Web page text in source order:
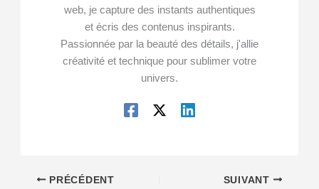
web, je capture des instants authentiques
et écris des contenus inspirants.
Passionnée par la beauté des détails, j'allie
créativité et technique pour sublimer votre
univers.
PRÉCÉDENT SUIVANT